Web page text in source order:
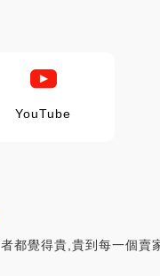
YouTube
都覺得貴,貴到每一個